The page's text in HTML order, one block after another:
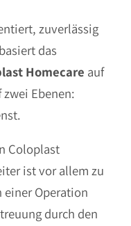
zuverlässig
das
Homecare auf
Ebenen:
Coloplast
ist vor allem zu
einer Operation
durch den